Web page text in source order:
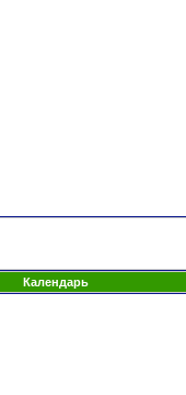
Календарь